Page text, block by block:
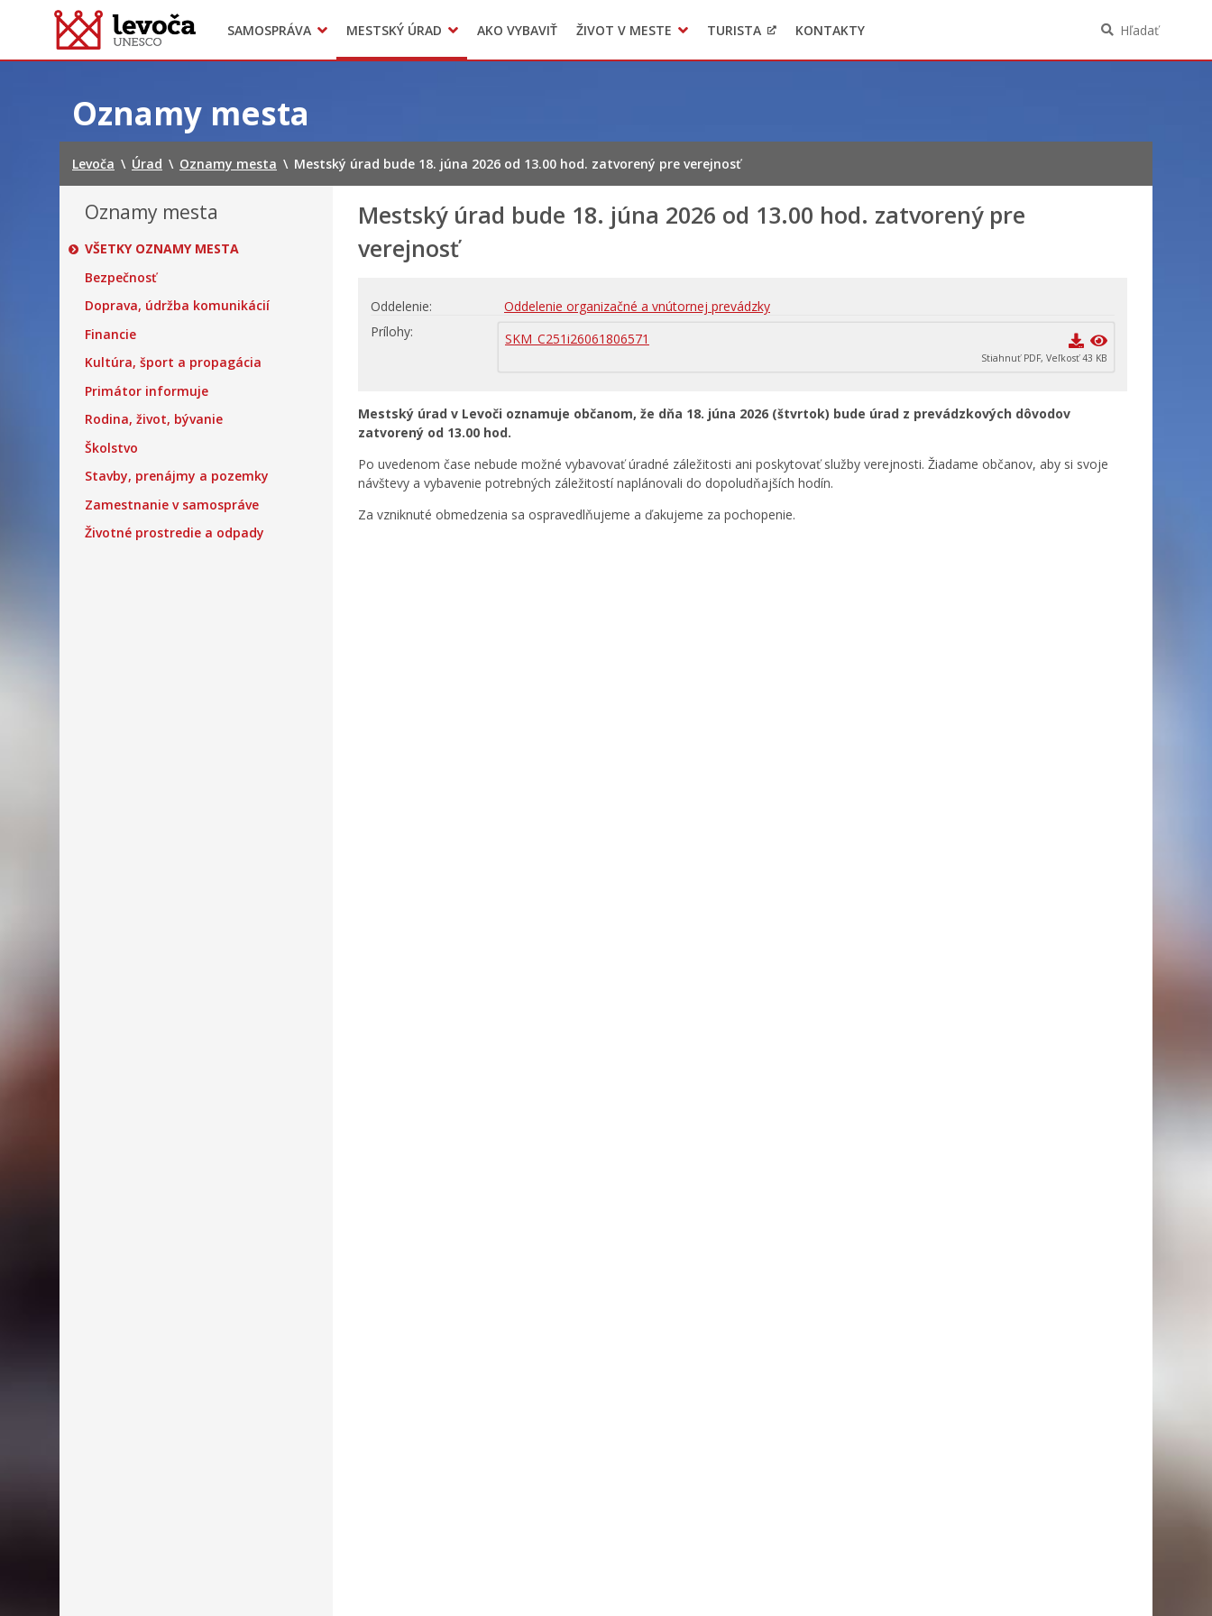
SAMOSPRÁVA
Dokumenty mesta
Transparentné mesto
majetkových pomerov verejného funkcionára
MESTSKÝ ÚRAD
Projekty
Voľba hlavného kontrolóra mesta Levoča
AKO VYBAVIŤ ŽIVOT V MESTE
Doprava
LIMKA
TURISTA KONTAKTY Hľadať
Oznamy mesta
Levoča \ Úrad \ Oznamy mesta \ Mestský úrad bude 18. júna 2026 od 13.00 hod. zatvorený pre verejnosť
Oznamy mesta
VŠETKY OZNAMY MESTA
Bezpečnosť
Doprava, údržba komunikácií
Financie
Kultúra, šport a propagácia
Primátor informuje
Rodina, život, bývanie
Školstvo
Stavby, prenájmy a pozemky
Zamestnanie v samospráve
Životné prostredie a odpady
Mestský úrad bude 18. júna 2026 od 13.00 hod. zatvorený pre
verejnosť
Oddelenie
Oddelenie organizačné a vnútornej prevádzky
Prílohy
SKM_C251i26061806571
Stiahnuť PDF, Veľkosť 43 KB
Mestský úrad v Levoči oznamuje občanom, že dňa 18. júna 2026 (štvrtok) bude úrad z prevádzkových dôvodov
zatvorený od 13.00 hod.
Po uvedenom čase nebude možné vybavovať úradné záležitosti ani poskytovať služby verejnosti. Žiadame občanov, aby si svoje
návštevy a vybavenie potrebných záležitostí naplánovali do dopoludňajších hodín.
Za vzniknuté obmedzenia sa ospravedlňujeme a ďakujeme za pochopenie.